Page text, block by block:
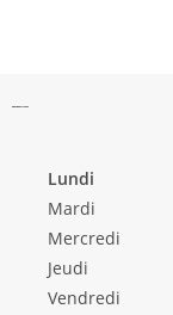
Lundi
Mardi
Mercredi
Jeudi
Vendredi